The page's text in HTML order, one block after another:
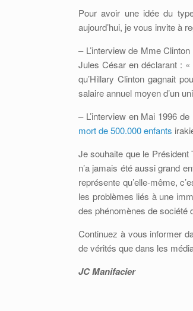
Pour avoir une idée du
aujourd’hui, je vous invite à
– L’interview de Mme
Jules César en déclarant : «
qu’Hillary Clinton gagnait
salaire annuel moyen d’un
– L’interview en Mai 1996
mort de 500.000 enfants
Je souhaite que le
n’a jamais été aussi grand
représente qu’elle-même,
les problèmes liés à une
des phénomènes de société
Continuez à vous informer
de vérités que dans les
JC Manifacier